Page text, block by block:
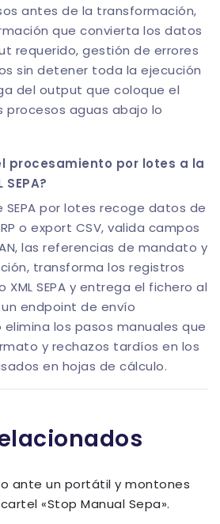
antes de la transformación,
que convierta los datos
requerido, gestión de errores
sin detener toda la ejecución
del output que coloque el
procesos aguas abajo lo
procesamiento por lotes a la
por lotes recoge datos de
o export CSV, valida campos
las referencias de mandato y
transforma los registros
SEPA y entrega el fichero al
endpoint de envío
los pasos manuales que
y rechazos tardíos en los
en hojas de cálculo.